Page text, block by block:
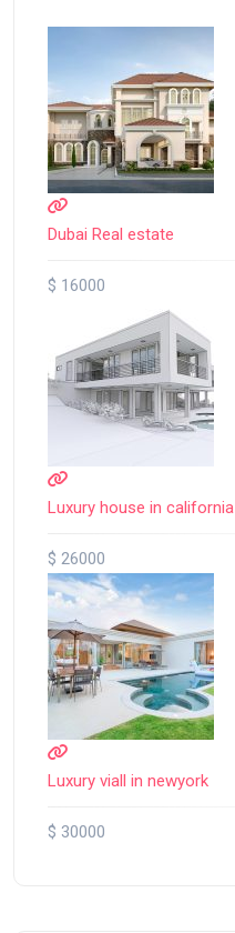
Dubai Real estate
$ 16000
Luxury house in california
$ 26000
Luxury viall in newyork
$ 30000